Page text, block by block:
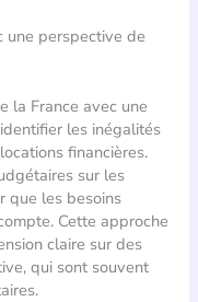
une perspective de
la France avec une
les inégalités
financières.
sur les
que les besoins
Cette approche
claire sur des
qui sont souvent